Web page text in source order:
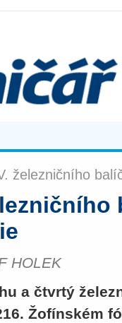
železničního
HOLEK
a čtvrtý
Žofínském